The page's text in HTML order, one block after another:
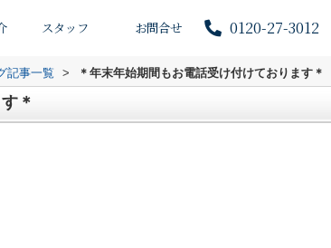
スタッフ お問合せ 0120-27-3012
記事一覧 > ＊年末年始期間もお電話受け付けております＊
＊